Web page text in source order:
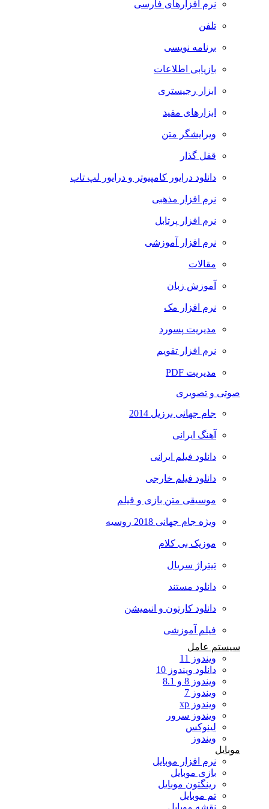
نرم افزارهای فارسی
تلفن
برنامه نویسی
بازیابی اطلاعات
ابزار رجیستری
ابزارهای مفید
ویرایشگر متن
قفل گذار
دانلود درایور کامپیوتر و درایور لپ تاپ
نرم افزار مذهبی
نرم افزار پرتابل
نرم افزار آموزشی
مقالات
آموزش زبان
نرم افزار مک
مدیریت پسورد
نرم افزار تقویم
مدیریت PDF
صوتی و تصویری
جام جهانی برزیل 2014
آهنگ ایرانی
دانلود فیلم ایرانی
دانلود فیلم خارجی
موسیقی متن بازی و فیلم
ویژه جام جهانی 2018 روسیه
موزیک بی کلام
تیتراژ سریال
دانلود مستند
دانلود کارتون و انیمیشن
فیلم آموزشی
سیستم عامل
ویندوز 11
دانلود ویندوز 10
ویندوز 8 و 8.1
ویندوز 7
ویندوز xp
ویندوز سرور
لینوکس
ویندوز
نرم افزار موبایل
بازی موبایل
رینگتون موبایل
تم موبایل
نقشه موبایل